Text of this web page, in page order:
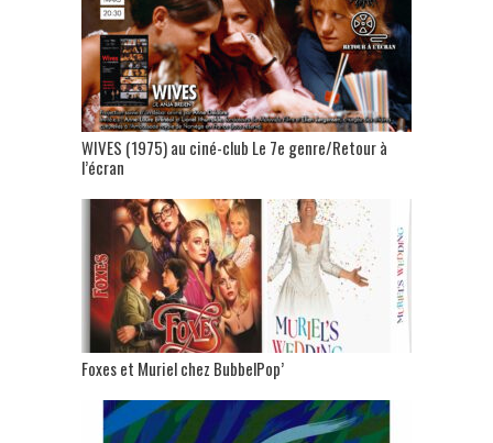
WIVES (1975) au ciné-club Le 7e genre/Retour à
l’écran
Foxes et Muriel chez BubbelPop’